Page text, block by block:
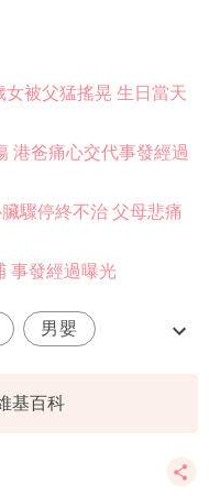
被父猛搖晃 生日當天
港爸痛心交代事發經過
驟停終不治 父母悲痛
事發經過曝光
男嬰
基百科